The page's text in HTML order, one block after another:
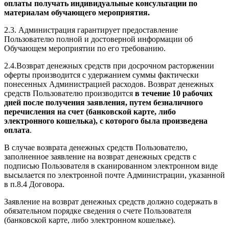
оплаты получать индивидуальные консультации по
материалам обучающего мероприятия.
2.3. Администрация гарантирует предоставление
Пользователю полной и достоверной информации об
Обучающем мероприятии по его требованию.
2.4.Возврат денежных средств при досрочном расторжении
оферты производится с удержанием суммы фактически
понесенных Администрацией расходов. Возврат денежных
средств Пользователю производится в течение 10 рабочих
дней после получения заявления, путем безналичного
перечисления на счет (банковской карте, либо
электронного кошелька), с которого была произведена
оплата.
В случае возврата денежных средств Пользователю,
заполненное заявление на возврат денежных средств с
подписью Пользователя в сканированном электронном виде
высылается по электронной почте Администрации, указанной
в п.8.4 Договора.
Заявление на возврат денежных средств должно содержать в
обязательном порядке сведения о счете Пользователя
(банковской карте, либо электронном кошельке).